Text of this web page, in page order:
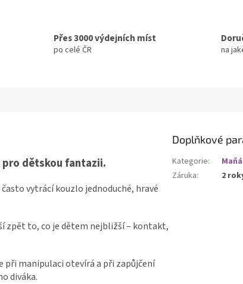
Přes 3000 výdejních míst
po celé ČR na
pro dětskou fantazii.
vytrácí kouzlo jednoduché, hravé
zpět to, co je dětem nejbližší – kontakt,
při manipulaci otevírá a při zapůjčení
diváka.
Doplňkové
Kategorie:
Záruka: 2